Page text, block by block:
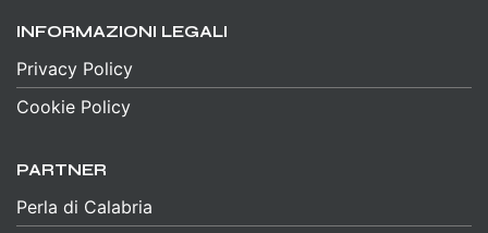
INFORMAZIONI LEGALI
Privacy Policy
Cookie Policy
PARTNER
Perla di Calabria